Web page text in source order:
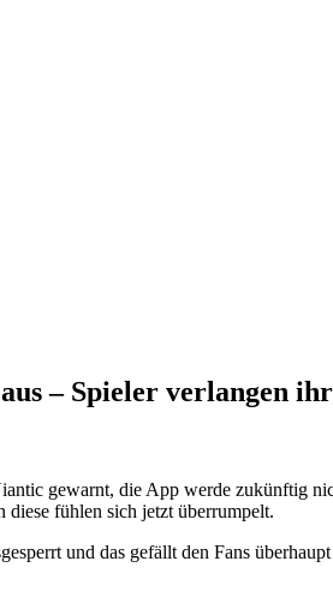
– Spieler verlangen
gewarnt, die App werde zukünftig
diese fühlen sich jetzt überrumpelt.
und das gefällt den Fans